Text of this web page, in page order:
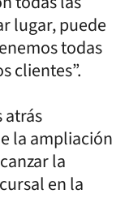
lugar, puede
todas
clientes”.
atrás
la ampliación
la
en la